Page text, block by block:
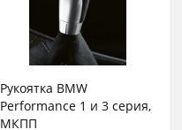
Рукоятка BMW
Performance 1 и 3 серия,
МКПП